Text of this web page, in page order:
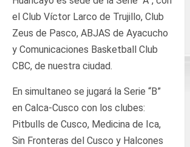
el Club Víctor Larco de Trujillo, Club
Zeus de Pasco, ABJAS de Ayacucho
y Comunicaciones Basketball Club
CBC, de nuestra ciudad.
En simultaneo se jugará la Serie “B”
en Calca-Cusco con los clubes:
Pitbulls de Cusco, Medicina de Ica,
Sin Fronteras del Cusco y Halcones